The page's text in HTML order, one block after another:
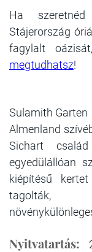
Ha
Stájerország
fagylalt
megtudhatsz!
Sulamith Garten
Almenland
Sichart
egyedülállóan
kiépítésű
tagolták,
Nyitvatartás: